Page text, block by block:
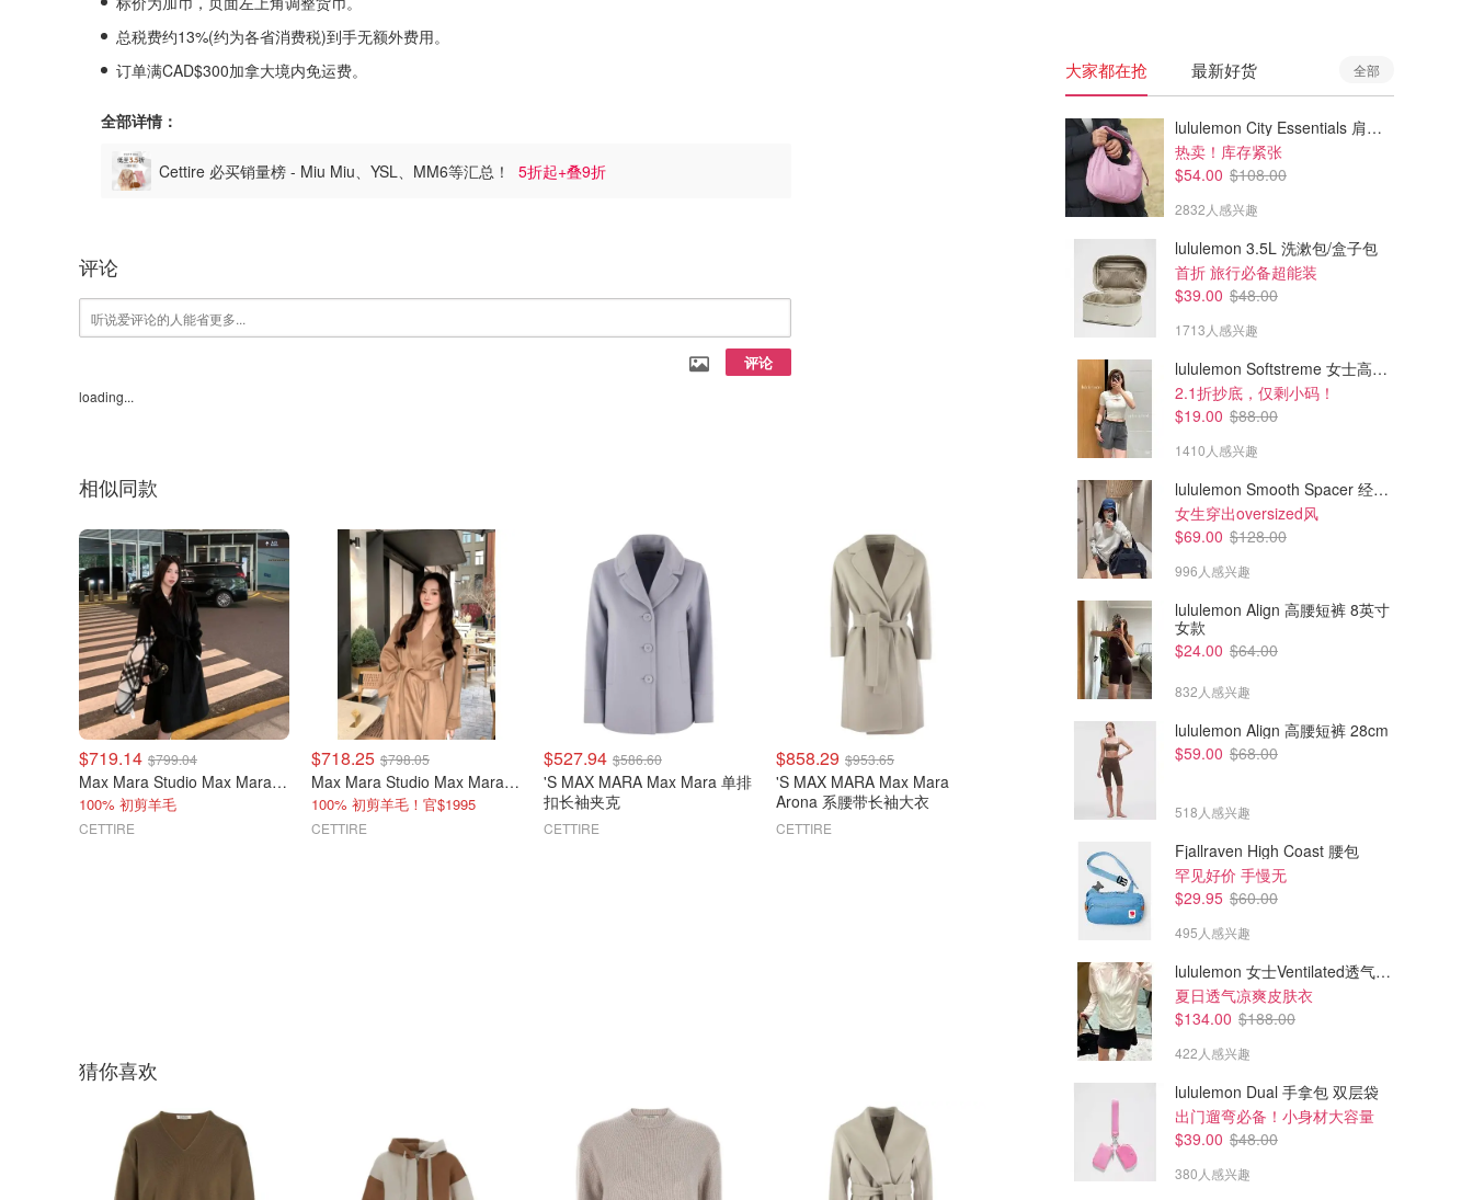
总税费约13%(约为各省消费税)到手无额外费用。
订单满CAD$300加拿大境内免运费。
全部详情：
Cettire 必买销量榜 - Miu Miu、YSL、MM6等汇总！ 5折起+叠9折
评论
评论
loading...
相似同款
$719.14 $799.04
Max Mara Studio Max Mara Dravenna 羊毛大衣
100% 初剪羊毛
CETTIRE
$718.25 $798.05
Max Mara Studio Max Mara Dravenna 系带大衣
100% 初剪羊毛！官$1995
CETTIRE
$527.94 $586.60
'S MAX MARA Max Mara 单排
扣长袖夹克
CETTIRE
$858.29 $953.65
'S MAX MARA Max Mara
Arona 系腰带长袖大衣
CETTIRE
$453.83
'S MAX MARA Max Mara 双排
扣直下摆豌豆大衣
$811.05
Mara Arona 系腰带长袖大衣
Long-Sleeved Coat
猜你喜欢
大家都在抢 最新好货 全部
lululemon City Essentials 肩背包 4L
热卖！库存紧张
$54.00 $108.00
2832人感兴趣
lululemon 3.5L 洗漱包/盒子包
首折 旅行必备超能装
$39.00 $48.00
1713人感兴趣
lululemon Softstreme 女士高腰短裤 10cm
2.1折抄底，仅剩小码！
$19.00 $88.00
1410人感兴趣
lululemon Smooth Spacer 经典卫衣
女生穿出oversized风
$69.00 $128.00
996人感兴趣
lululemon Align 高腰短裤 8英寸
女款
$24.00 $64.00
832人感兴趣
lululemon Align 高腰短裤 28cm
$59.00 $68.00
518人感兴趣
Fjallraven High Coast 腰包
罕见好价 手慢无
$29.95 $60.00
495人感兴趣
lululemon 女士Ventilated透气可收纳跑步夹克
夏日透气凉爽皮肤衣
$134.00 $188.00
422人感兴趣
lululemon Dual 手拿包 双层袋
出门遛弯必备！小身材大容量
$39.00 $48.00
380人感兴趣